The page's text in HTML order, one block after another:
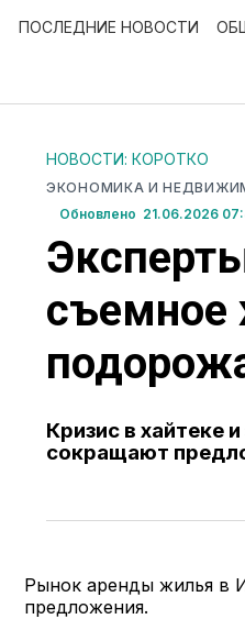
ПОСЛЕДНИЕ НОВОСТИ
НОВОСТИ: КОРОТКО
ЭКОНОМИКА И
Обновлено 21.06.2026
съемное
Кризис в хайтеке
сокращают
Рынок аренды жилья в
предложения.